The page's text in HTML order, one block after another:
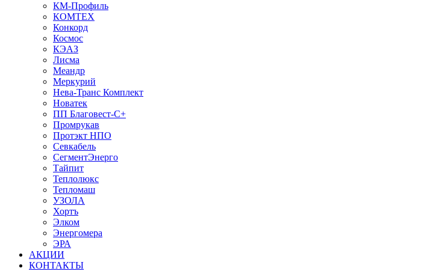
КМ-Профиль
КОМТЕХ
Конкорд
Космос
КЭАЗ
Лисма
Меандр
Меркурий
Нева-Транс Комплект
Новатек
ПП Благовест-С+
Промрукав
Протэкт НПО
Севкабель
СегментЭнерго
Тайпит
Теплолюкс
Тепломаш
УЗОЛА
Хортъ
Элком
Энергомера
ЭРА
АКЦИИ
КОНТАКТЫ